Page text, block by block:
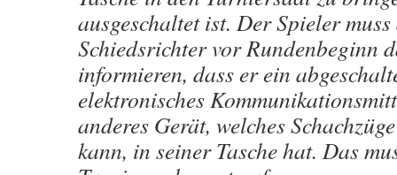
ausgeschaltet ist. Der Spieler
Schiedsrichter vor Rundenbeginn
informieren, dass er ein
elektronisches
anderes Gerät, welches
kann, in seiner Tasche hat. Das